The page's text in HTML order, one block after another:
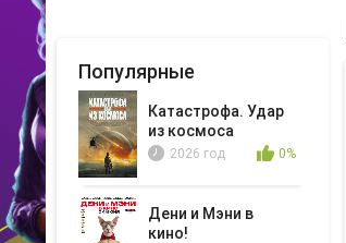
Популярные
Катастрофа. Удар
из космоса
2026 год 0%
Дени и Мэни в
кино!